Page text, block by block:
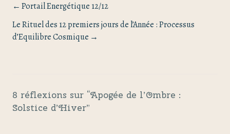
Portail Energétique 12/12
Le Rituel des 12 premiers jours de l’Année : Processus
d’Equilibre Cosmique
8 réflexions sur “Apogée de l’Ombre :
Solstice d’Hiver”